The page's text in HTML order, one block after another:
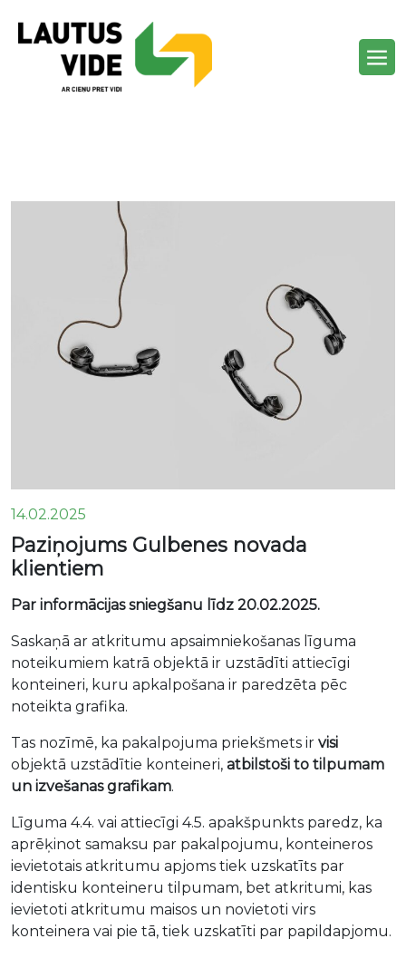
14.02.2025
Paziņojums Gulbenes novada
klientiem
Par informācijas sniegšanu līdz 20.02.2025.
Saskaņā ar atkritumu apsaimniekošanas līguma
noteikumiem katrā objektā ir uzstādīti attiecīgi
konteineri, kuru apkalpošana ir paredzēta pēc
noteikta grafika.
Tas nozīmē, ka pakalpojuma priekšmets ir visi
objektā uzstādītie konteineri, atbilstoši to tilpumam
un izvešanas grafikam.
Līguma 4.4. vai attiecīgi 4.5. apakšpunkts paredz, ka
aprēķinot samaksu par pakalpojumu, konteineros
ievietotais atkritumu apjoms tiek uzskatīts par
identisku konteineru tilpumam, bet atkritumi, kas
ievietoti atkritumu maisos un novietoti virs
konteinera vai pie tā, tiek uzskatīti par papildapjomu.